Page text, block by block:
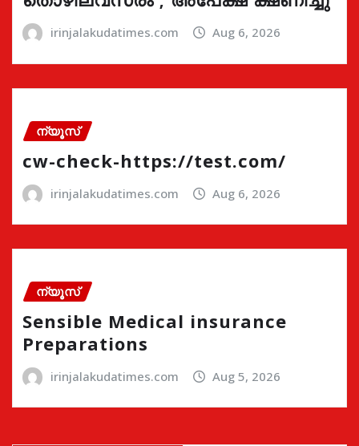
irinjalakudatimes.com Aug 6, 2026
ന്യൂസ്
cw-check-https://test.com/
irinjalakudatimes.com Aug 6, 2026
ന്യൂസ്
Sensible Medical insurance
Preparations
irinjalakudatimes.com Aug 5, 2026